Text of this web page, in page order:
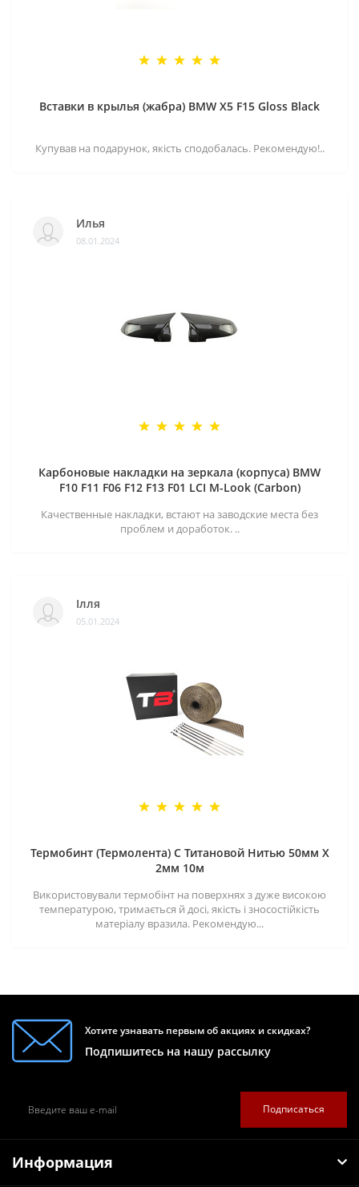
Вставки в крылья (жабра) BMW X5 F15 Gloss Black
Купував на подарунок, якість сподобалась. Рекомендую!..
Илья
08.01.2024
Карбоновые накладки на зеркала (корпуса) BMW
F10 F11 F06 F12 F13 F01 LCI M-Look (Carbon)
Качественные накладки, встают на заводские места без
проблем и доработок. ..
Ілля
05.01.2024
Термобинт (Термолента) С Титановой Нитью 50мм X
2мм 10м
Використовували термобінт на поверхнях з дуже високою
температурою, тримається й досі, якість і зносостійкість
матеріалу вразила. Рекомендую...
Хотите узнавать первым об акциях и скидках?
Подпишитесь на нашу рассылку
Подписаться
Информация